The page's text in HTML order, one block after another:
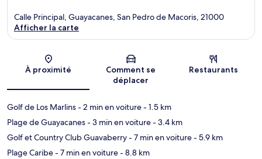
Carte
Calle Principal, Guayacanes, San Pedro de Macoris, 21000
Afficher la carte
À proximité
Comment se
déplacer
Restaurants
Golf de Los Marlins- 2 min en voiture- 1.5 km
Plage de Guayacanes- 3 min en voiture- 3.4 km
Golf et Country Club Guavaberry- 7 min en voiture- 5.9 km
Plage Caribe- 7 min en voiture- 8.8 km